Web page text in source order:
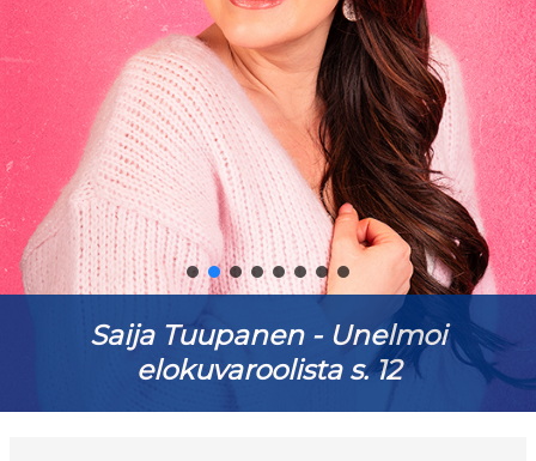
Saija Tuupanen - Unelmoi
elokuvaroolista s. 12